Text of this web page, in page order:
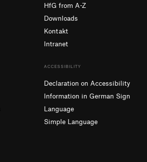
HfG from A-Z
Downloads
Kontakt
Intranet
ACCESSIBILITY
Declaration on Accessibility
Information in German Sign
Language
Simple Language